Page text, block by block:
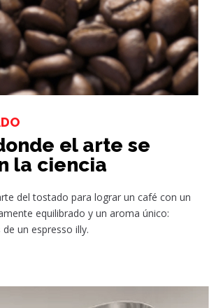
el arte se
la ciencia
del tostado para lograr un café con un
equilibrado y un aroma único:
un espresso illy.